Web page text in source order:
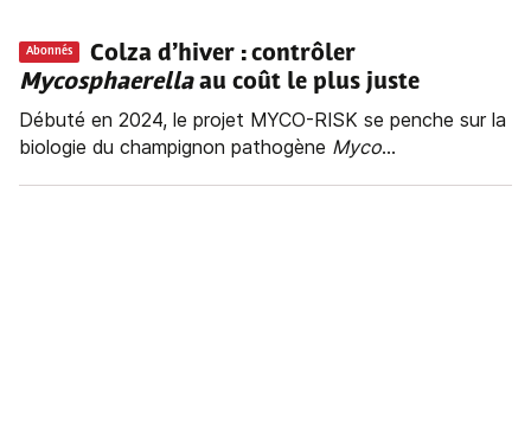
Abonnés
Colza d’hiver : contrôler
Mycosphaerellaau coût le plus juste
Débuté en 2024, le projet MYCO-RISK se penche sur la
biologie du champignon pathogène Myco...